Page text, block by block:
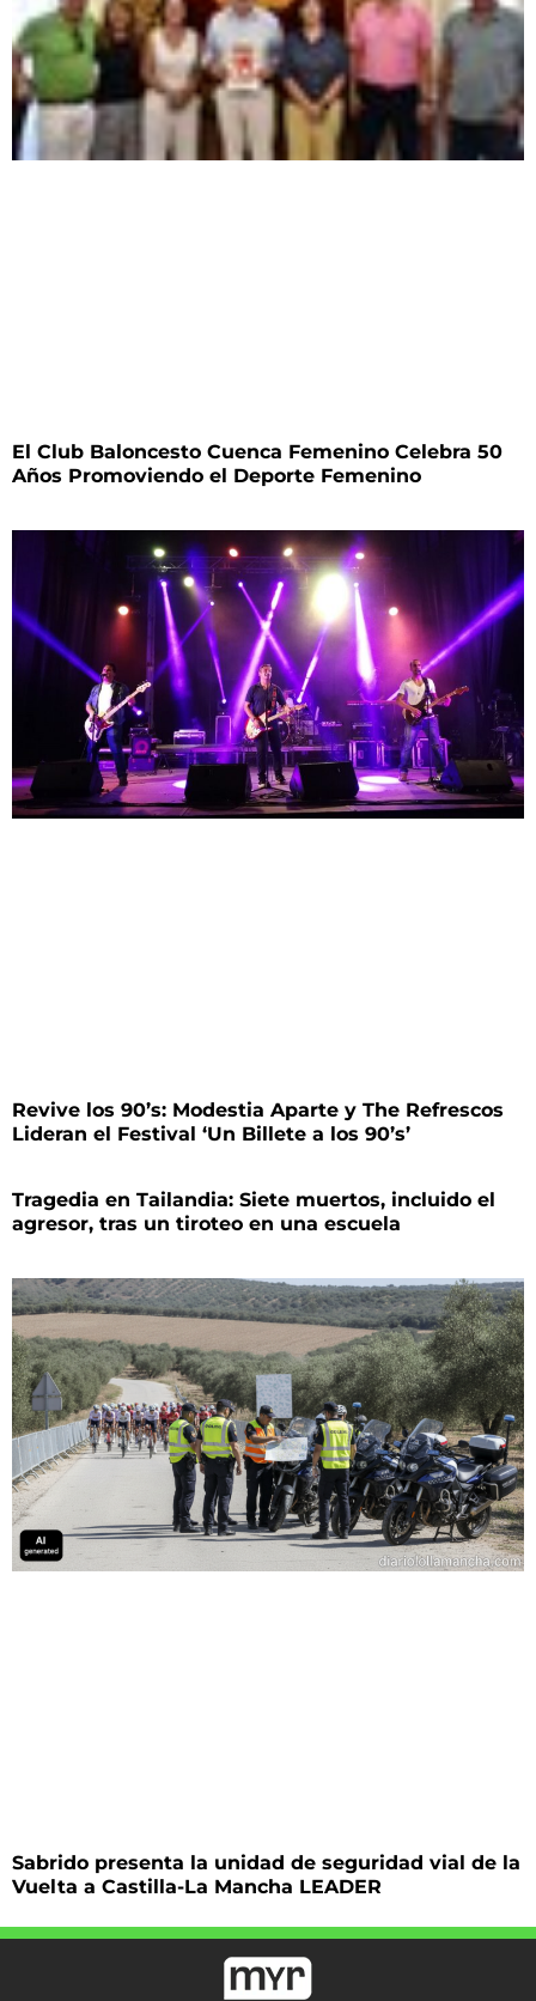
El Club Baloncesto Cuenca Femenino Celebra 50
Años Promoviendo el Deporte Femenino
Revive los 90’s: Modestia Aparte y The Refrescos
Lideran el Festival ‘Un Billete a los 90’s’
Tragedia en Tailandia: Siete muertos, incluido el
agresor, tras un tiroteo en una escuela
Sabrido presenta la unidad de seguridad vial de la
Vuelta a Castilla-La Mancha LEADER